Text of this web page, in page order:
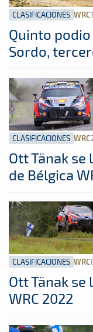
CLASIFICACIONES WRC
Quinto
Sordo,
CLASIFICACIONES WRC
Ott Tänak
de Bélgica
CLASIFICACIONES WRC
Ott Tänak se
WRC 2022